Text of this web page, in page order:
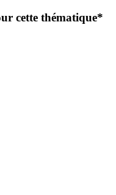
cette thématique*